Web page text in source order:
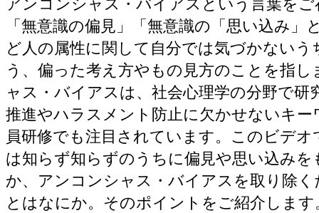
アンコンシャス・バイアスという言葉を
「無意識の偏見」「無意識の「思い込み」
ど人の属性に関して自分では気づかない
う、偏った考え方やもの見方のことを指
ャス・バイアスは、社会心理学の分野で研
推進やハラスメント防止に欠かせないキー
員研修でも注目されています。このビデ
は知らず知らずのうちに偏見や思い込み
か、アンコンシャス・バイアスを取り除
とはなにか。そのポイントをご紹介します